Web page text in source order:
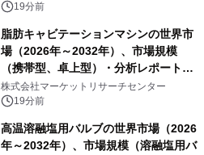
トフリーザー、その他）・分析レポー
19分前
脂肪キャビテーションマシンの世界市
場（2026年～2032年）、市場規模
（携帯型、卓上型）・分析レポートを
発表
株式会社マーケットリサーチセンター
19分前
高温溶融塩用バルブの世界市場（2026
年～2032年）、市場規模（溶融塩用バ